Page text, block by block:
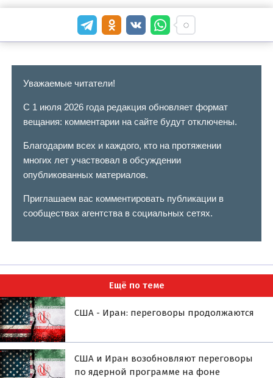
Уважаемые читатели!
С 1 июля 2026 года редакция обновляет формат
вещания: комментарии на сайте будут отключены.
Благодарим всех и каждого, кто на протяжении
многих лет участвовал в обсуждении
опубликованных материалов.
Приглашаем вас комментировать публикации в
сообществах агентства в социальных сетях.
Ещё по теме
США - Иран: переговоры продолжаются
США и Иран возобновляют переговоры
по ядерной программе на фоне